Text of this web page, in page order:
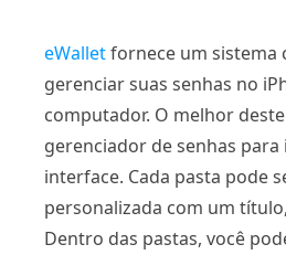
eWalletfornece um sistema
gerenciar suas senhas no
computador. O melhor
gerenciador de senhas para
interface. Cada pasta pode
personalizada com um
Dentro das pastas, você